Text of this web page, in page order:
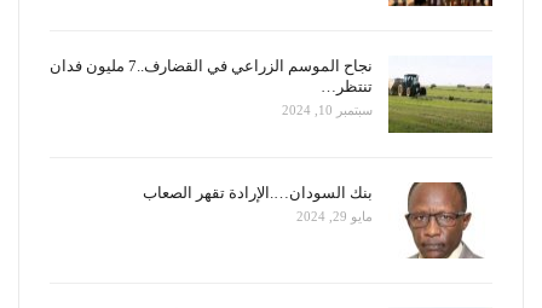
نجاح الموسم الزراعي في القضارف..7 مليون فدان
تنتظر…
سبتمبر 10, 2024
بنك السودان….الإرادة تقهر الصعاب
مايو 29, 2024